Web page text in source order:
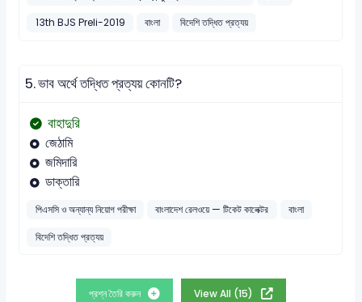
13th BJS Preli-2019
বাংলা বিদেশি তদ্ধিত প্রত্যয়
5.ভাব অর্থে তদ্ধিত প্রত্যয় কোনটি?
বাহাদুরি
জেঠামি
জমিদারি
ডাক্তারি
পিএসসি ও অন্যান্য নিয়োগ পরীক্ষা বাংলাদেশ রেলওয়ে — টিকেট কালেক্টর
বাংলা
বিদেশি তদ্ধিত প্রত্যয়
প্রশ্ন তৈরি করুন View All (15)